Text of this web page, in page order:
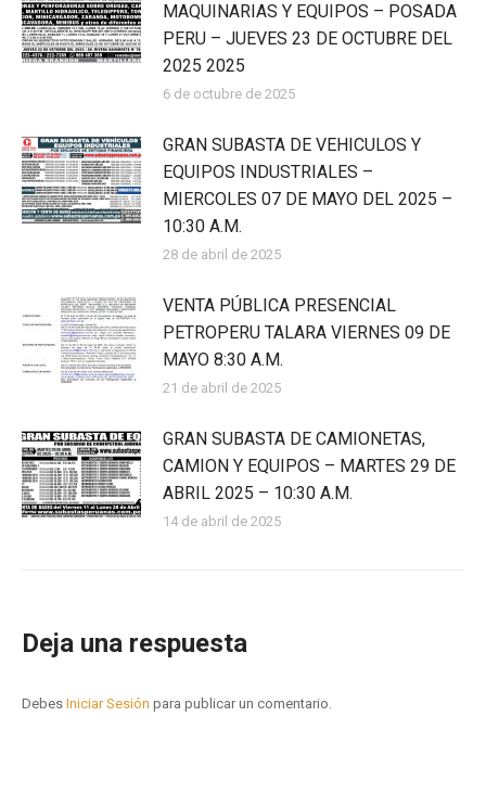
MAQUINARIAS Y EQUIPOS – POSADA
PERU – JUEVES 23 DE OCTUBRE DEL
2025 2025
6 de octubre de 2025
GRAN SUBASTA DE VEHICULOS Y
EQUIPOS INDUSTRIALES –
MIERCOLES 07 DE MAYO DEL 2025 –
10:30 A.M.
28 de abril de 2025
VENTA PÚBLICA PRESENCIAL
PETROPERU TALARA VIERNES 09 DE
MAYO 8:30 A.M.
21 de abril de 2025
GRAN SUBASTA DE CAMIONETAS,
CAMION Y EQUIPOS – MARTES 29 DE
ABRIL 2025 – 10:30 A.M.
14 de abril de 2025
Deja una respuesta
Debes Iniciar Sesión para publicar un comentario.